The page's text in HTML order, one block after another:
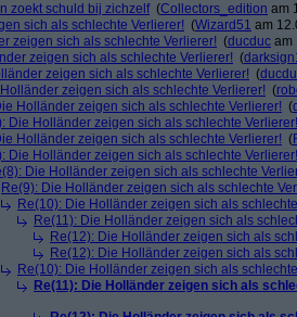
zoekt schuld bij zichzelf(Collectors_edition am
sich als schlechte Verlierer! (Wizard51 am
zeigen sich als schlechte Verlierer! (ducduc am
zeigen sich als schlechte Verlierer! (
zeigen sich als schlechte Verlierer! (
zeigen sich als schlechte Verlierer! (
Holländer zeigen sich als schlechte Verlierer! (
Die Holländer zeigen sich als schlechte Verlierer!
Holländer zeigen sich als schlechte Verlierer! (
Die Holländer zeigen sich als schlechte Verlierer!
Die Holländer zeigen sich als schlechte
Re(9): Die Holländer zeigen sich als schlechte
Re(10): Die Holländer zeigen sich als
Re(11): Die Holländer zeigen sich als
Re(12): Die Holländer zeigen sich als
Re(12): Die Holländer zeigen sich als
Re(10): Die Holländer zeigen sich als
Re(11): Die Holländer zeigen sich als